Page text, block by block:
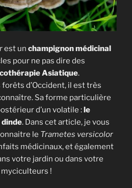
est un champignon médicinal
pour ne pas dire des
Asiatique.
d’Occident, il est très
Sa forme particulière
d’un volatile : le
dinde. Dans cet article, je vous
le Trametes versicolor
médicinaux, et également
votre jardin ou dans votre
myciculteurs !